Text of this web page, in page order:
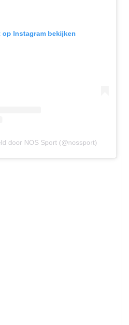
op Instagram bekijken
door NOS Sport (@nossport)